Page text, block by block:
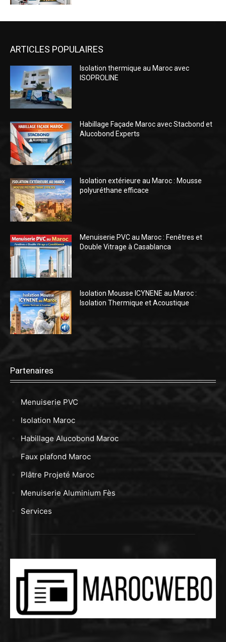
ARTICLES POPULAIRES
Isolation thermique au Maroc avec
ISOPROLINE
Habillage Façade Maroc avec Stacbond et
Alucobond Experts
Isolation extérieure au Maroc : Mousse
polyuréthane efficace
Menuiserie PVC au Maroc : Fenêtres et
Double Vitrage à Casablanca
Isolation Mousse ICYNENE au Maroc :
Isolation Thermique et Acoustique
Partenaires
Menuiserie PVC
Isolation Maroc
Habillage Alucobond Maroc
Faux plafond Maroc
Plâtre Projeté Maroc
Menuiserie Aluminium Fès
Services